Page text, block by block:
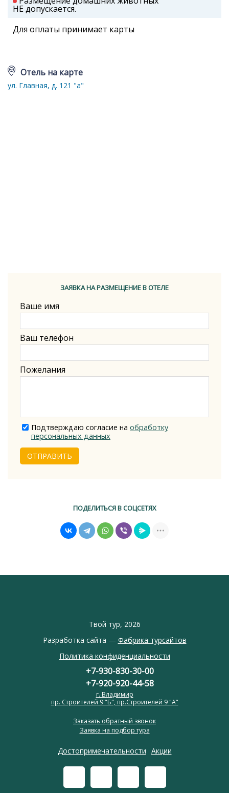
НЕ допускается.
Для оплаты принимает карты
Отель на карте
ул. Главная, д. 121 "а"
ЗАЯВКА НА РАЗМЕЩЕНИЕ В ОТЕЛЕ
Ваше имя
Ваш телефон
Пожелания
Подтверждаю согласие на обработку
персональных данных
ОТПРАВИТЬ
ПОДЕЛИТЬСЯ В СОЦСЕТЯХ
Твой тур, 2026
Разработка сайта — Фабрика турсайтов
Политика конфиденциальности
Достопримечательности Акции
+7-930-830-30-00
+7-920-920-44-58
г. Владимир
пр. Строителей 9 "Б", пр.Строителей 9 "А"
Заказать обратный звонок
Заявка на подбор тура